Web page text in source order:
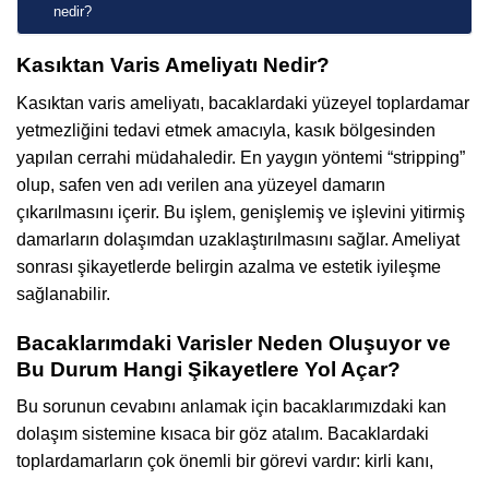
nedir?
Kasıktan Varis Ameliyatı Nedir?
Kasıktan varis ameliyatı, bacaklardaki yüzeyel toplardamar
yetmezliğini tedavi etmek amacıyla, kasık bölgesinden
yapılan cerrahi müdahaledir. En yaygın yöntemi “stripping”
olup, safen ven adı verilen ana yüzeyel damarın
çıkarılmasını içerir. Bu işlem, genişlemiş ve işlevini yitirmiş
damarların dolaşımdan uzaklaştırılmasını sağlar. Ameliyat
sonrası şikayetlerde belirgin azalma ve estetik iyileşme
sağlanabilir.
Bacaklarımdaki Varisler Neden Oluşuyor ve
Bu Durum Hangi Şikayetlere Yol Açar?
Bu sorunun cevabını anlamak için bacaklarımızdaki kan
dolaşım sistemine kısaca bir göz atalım. Bacaklardaki
toplardamarların çok önemli bir görevi vardır: kirli kanı,